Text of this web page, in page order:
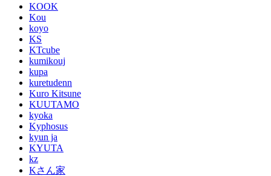
KOOK
Kou
koyo
KS
KTcube
kumikouj
kupa
kuretudenn
Kuro Kitsune
KUUTAMO
kyoka
Kyphosus
kyun ja
KYUTA
kz
Kさん家